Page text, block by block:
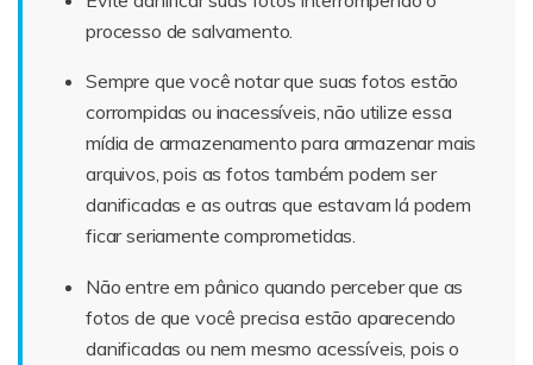
processo de salvamento.
Sempre que você notar que suas fotos estão
corrompidas ou inacessíveis, não utilize essa
mídia de armazenamento para armazenar mais
arquivos, pois as fotos também podem ser
danificadas e as outras que estavam lá podem
ficar seriamente comprometidas.
Não entre em pânico quando perceber que as
fotos de que você precisa estão aparecendo
danificadas ou nem mesmo acessíveis, pois o